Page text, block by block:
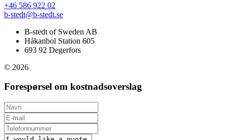
+46 586 922 02
b-stedt@b-stedt.se
B-stedt of Sweden AB
Håkanbol Station 605
693 92 Degerfors
© 2026
Forespørsel om kostnadsoverslag